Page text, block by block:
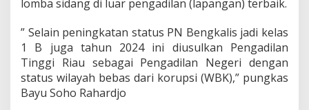
lomba sidang di luar pengadilan (lapangan) terbaik.
” Selain peningkatan status PN Bengkalis jadi kelas
1 B juga tahun 2024 ini diusulkan Pengadilan
Tinggi Riau sebagai Pengadilan Negeri dengan
status wilayah bebas dari korupsi (WBK),” pungkas
Bayu Soho Rahardjo